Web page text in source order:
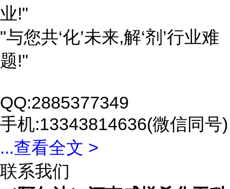
业!"
"与您共‘化’未来,解‘剂’行业难
题!"
QQ:2885377349
手机:13343814636(微信同号)
...查看全文 >
联系我们